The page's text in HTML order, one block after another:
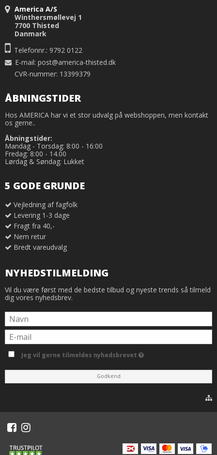
America A/S
Winthersmøllevej 1
7700 Thisted
Danmark
Telefonnr.: 9792 0122
E-mail: post@america-thisted.dk
CVR-nummer: 13399379
ÅBNINGSTIDER
Hos AMERICA har vi et stor udvalg på webshoppen, men kontakt
os gerne..
Åbningstider:
Mandag - Torsdag: 8:00 - 16:00
Fredag: 8:00 - 14.00
Lørdag & Søndag: Lukket
5 GODE GRUNDE
Vejledning af fagfolk
Levering 1-3 dage
Fragt fra 40,-
Nem retur
Bredt vareudvalg
NYHEDSTILMELDING
Vil du være først med de bedste tilbud og nyeste trends så tilmeld
dig vores nyhedsbrev.
Jeg vil gerne tilmeldes nyhedsbrevet
Godkend